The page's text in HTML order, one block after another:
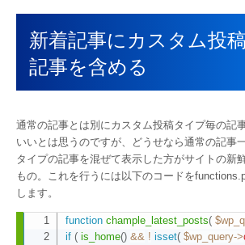
新着記事にカスタム投
記事を含める
通常の記事とは別にカスタム投稿タイプ毎の記
いいとは思うのですが、どうせなら通常の記事
タイプの記事を混ぜて表示した方がサイトの新
もの。これを行うには以下のコードを
します。
function chample_latest_posts(
if ( is_home() && ! isset( $wp_query->